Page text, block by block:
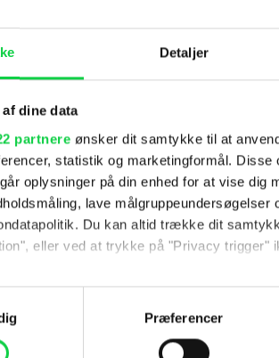
Detaljer
dine data
partnere ønsker dit samtykke til at
statistik og marketingformål.
oplysninger på din enhed for at vise dig
lave
Du kan altid trække dit
eller ved at trykke på "Privacy trigger"
vil vi også gerne:
præcise oplysninger om din placering, der
Præferencer
samtidig
Om